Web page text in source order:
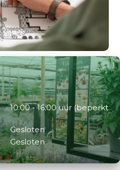
10:00 - 16:00 uur (beperkt
Gesloten
Gesloten